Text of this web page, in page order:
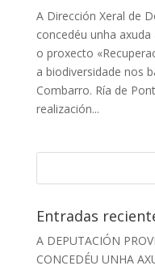
A Dirección Xeral de
concedéu unha
o proxecto
a biodiversidade nos
Combarro. Ría de
realización...
Entradas
A DEPUTACIÓN
CONCEDÉU UNHA